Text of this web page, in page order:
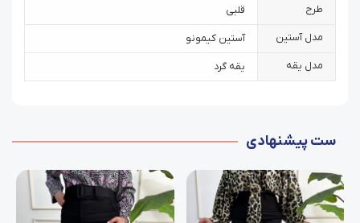
طرح قلبی
مدل آستین آستین کیمونو
مدل یقه یقه گرد
ست پیشنهادی